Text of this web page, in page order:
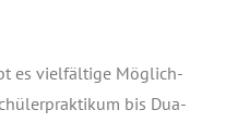
es viel­fäl­ti­ge Mög­lich­
bis Dua­